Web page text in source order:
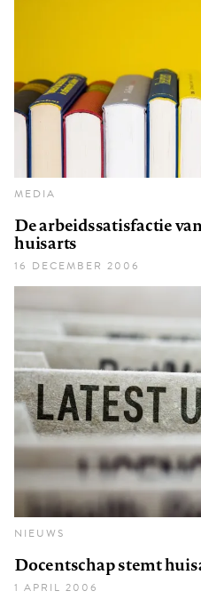
MEDIA
De arbeidssatisfactie
huisarts
16 DECEMBER 2006
NIEUWS
Docentschap stemt
1 APRIL 2006